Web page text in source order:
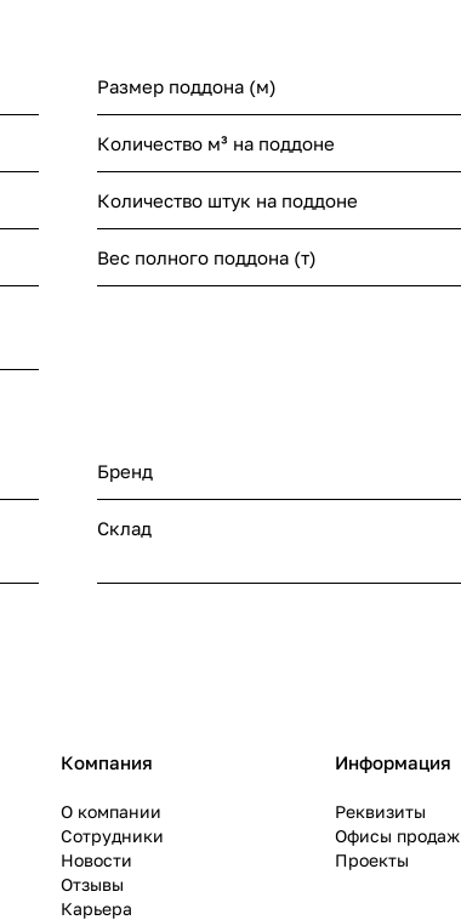
Размер поддона (м)
Количество м³ на поддоне
Количество штук на поддоне
Вес полного поддона (т)
Бренд
Склад
Компания
О компании
Сотрудники
Новости
Отзывы
Карьера
Информация
Реквизиты
Офисы продаж
Проекты